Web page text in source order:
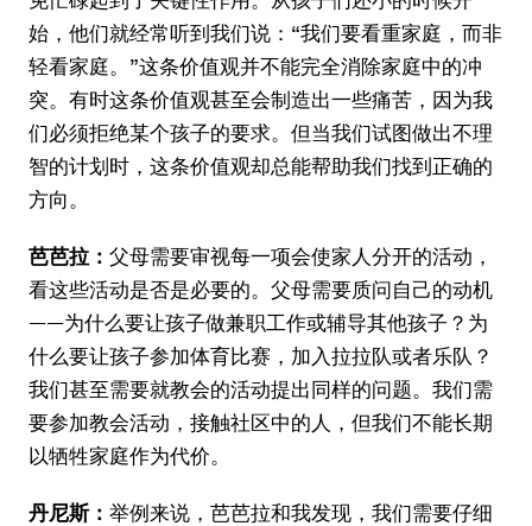
始，他们就经常听到我们说：“我们要看重家庭，而非
轻看家庭。”这条价值观并不能完全消除家庭中的冲
突。有时这条价值观甚至会制造出一些痛苦，因为我
们必须拒绝某个孩子的要求。但当我们试图做出不理
智的计划时，这条价值观却总能帮助我们找到正确的
方向。
芭芭拉： 父母需要审视每一项会使家人分开的活动，
看这些活动是否是必要的。父母需要质问自己的动机
——为什么要让孩子做兼职工作或辅导其他孩子？为
什么要让孩子参加体育比赛，加入拉拉队或者乐队？
我们甚至需要就教会的活动提出同样的问题。我们需
要参加教会活动，接触社区中的人，但我们不能长期
以牺牲家庭作为代价。
丹尼斯： 举例来说，芭芭拉和我发现，我们需要仔细